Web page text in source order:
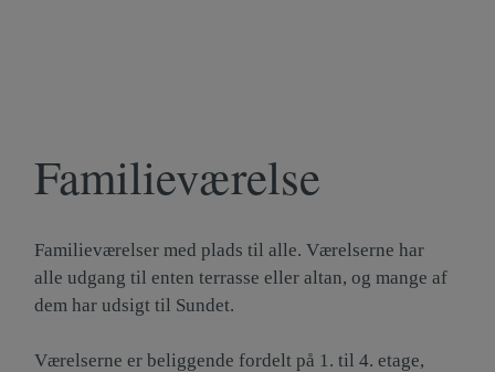
Familieværelse
Familieværelser med plads til alle. Værelserne har
alle udgang til enten terrasse eller altan, og mange af
dem har udsigt til Sundet.
Værelserne er beliggende fordelt på 1. til 4. etage,